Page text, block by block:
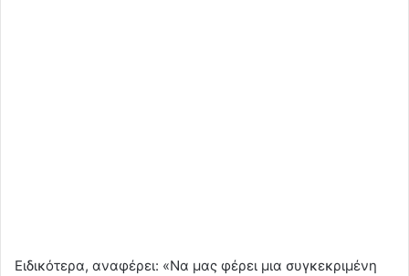
Ειδικότερα, αναφέρει: «Να μας φέρει μια συγκεκριμένη